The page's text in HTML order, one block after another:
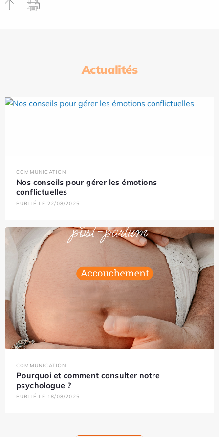
Actualités
COMMUNICATION
Nos conseils pour gérer les émotions
conflictuelles
PUBLIÉ LE 22/08/2025
COMMUNICATION
Pourquoi et comment consulter notre
psychologue ?
PUBLIÉ LE 18/08/2025